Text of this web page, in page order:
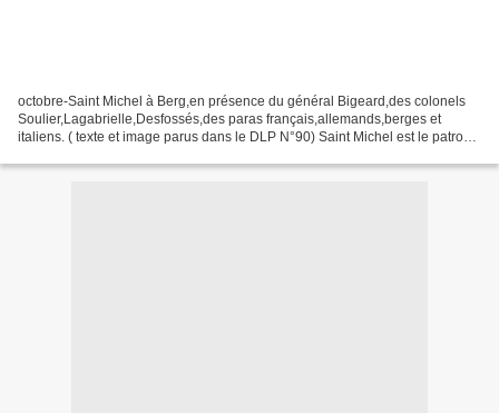
octobre-Saint Michel à Berg,en présence du général Bigeard,des colonels
Soulier,Lagabrielle,Desfossés,des paras français,allemands,berges et
italiens. ( texte et image parus dans le DLP N°90) Saint Michel est le patron